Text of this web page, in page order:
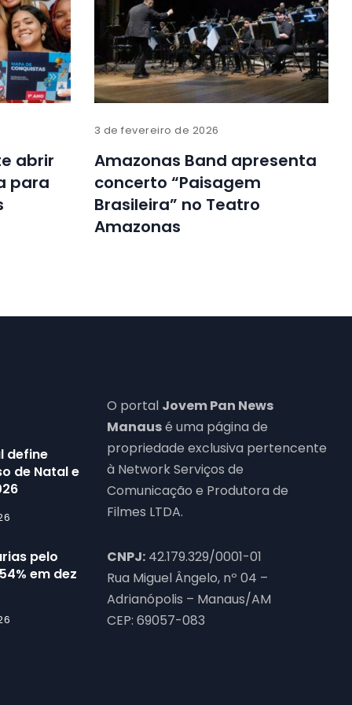
abrir
para
3 de fevereiro de 2026
Amazonas Band apresenta
concerto “Paisagem
Brasileira” no Teatro
Amazonas
define
de Natal e
pelo
em dez
O portal Jovem Pan News
Manausé uma página de
propriedade exclusiva pertencente
à Network Serviços de
Comunicação e Produtora de
Filmes LTDA.
CNPJ:42.179.329/0001-01
Rua Miguel Ângelo, nº 04 –
Adrianópolis – Manaus/AM
CEP: 69057-083